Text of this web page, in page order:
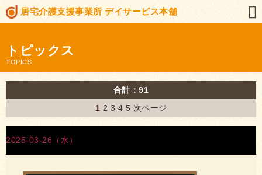
居宅介護支援事業所 デイサービス本舗
トピックス
TOPICS
合計：91
1 2 3 4 5 次ページ
2025-03-26（水）